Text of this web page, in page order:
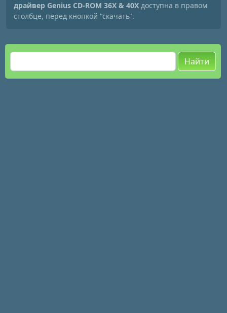
драйвер Genius CD-ROM 36X & 40X доступна в правом
столбце, перед кнопкой "скачать".
Найти